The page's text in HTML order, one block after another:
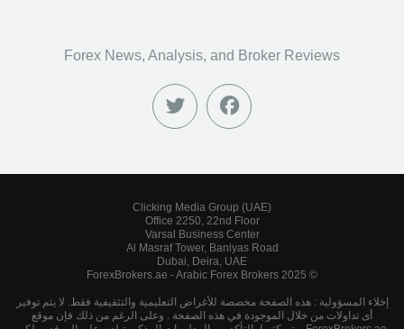
Forex News, Analysis, and Broker Reviews
Clicking Media Group (UAE)
Office 2250, 22nd Floor
Varsal Business Center
Al Masraf Tower, Baniyas Road
Dubai, Deira, UAE
© 2025 ForexBrokers.ae - Arabic Forex Brokers
إخلاء المسؤولية : هذه الصفحة مخصصة للأغراض التعليمية والتثقيفية فقط. لا يتم توفير
أى تداولات من خلال الموجودة في هذه الصفحة . وعلى الرغم من ذلك فإن موقع